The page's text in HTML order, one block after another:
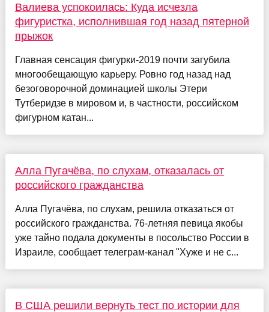
Валиева успокоилась: Куда исчезла
фигуристка, исполнившая год назад пятерной
прыжок
Главная сенсация фигурки-2019 почти загубила
многообещающую карьеру. Ровно год назад над
безоговорочной доминацией школы Этери
Тутберидзе в мировом и, в частности, российском
фигурном катан...
Алла Пугачёва, по слухам, отказалась от
российского гражданства
Алла Пугачёва, по слухам, решила отказаться от
российского гражданства. 76-летняя певица якобы
уже тайно подала документы в посольство России в
Израиле, сообщает телеграм-канал "Хуже и не с...
В США решили вернуть тест по истории для